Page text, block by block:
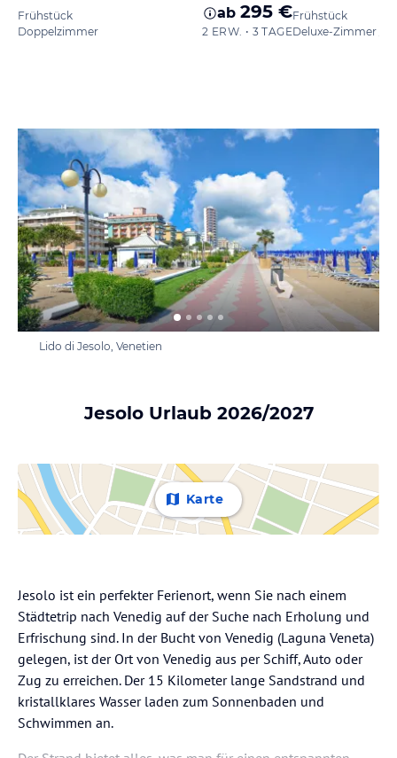
Frühstück
Doppelzimmer
ab 295 €
2 ERW. • 3 TAGE
Frühstück
Lido di Jesolo, Venetien
Jesolo Urlaub 2026/2027
Karte
Jesolo ist ein perfekter Ferienort, wenn Sie nach einem
Städtetrip nach Venedig auf der Suche nach Erholung und
Erfrischung sind. In der Bucht von Venedig (Laguna Veneta)
gelegen, ist der Ort von Venedig aus per Schiff, Auto oder
Zug zu erreichen. Der 15 Kilometer lange Sandstrand und
kristallklares Wasser laden zum Sonnenbaden und
Schwimmen an.